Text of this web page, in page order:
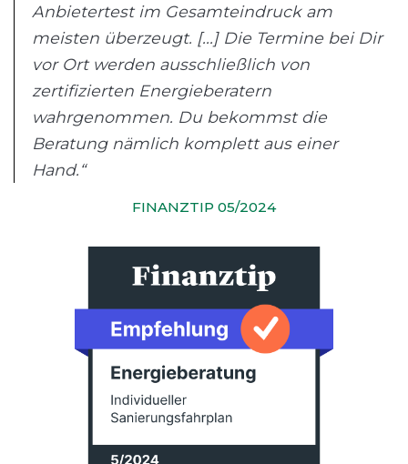
Anbietertest im Gesamteindruck am
meisten überzeugt. [...] Die Termine bei Dir
vor Ort werden ausschließlich von
zertifizierten Energieberatern
wahrgenommen. Du bekommst die
Beratung nämlich komplett aus einer
Hand.“
FINANZTIP 05/2024